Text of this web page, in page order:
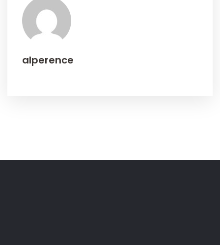
alperence